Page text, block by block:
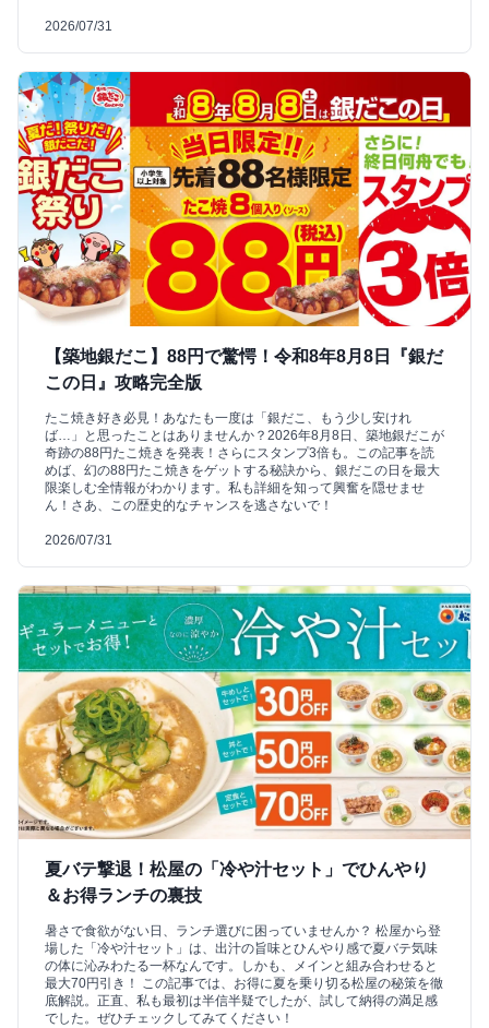
2026/07/31
【築地銀だこ】88円で驚愕！令和8年8月8日『銀だ
この日』攻略完全版
たこ焼き好き必見！あなたも一度は「銀だこ、もう少し安けれ
ば…」と思ったことはありませんか？2026年8月8日、築地銀だこが
奇跡の88円たこ焼きを発表！さらにスタンプ3倍も。この記事を読
めば、幻の88円たこ焼きをゲットする秘訣から、銀だこの日を最大
限楽しむ全情報がわかります。私も詳細を知って興奮を隠せませ
ん！さあ、この歴史的なチャンスを逃さないで！
2026/07/31
夏バテ撃退！松屋の「冷や汁セット」でひんやり
＆お得ランチの裏技
暑さで食欲がない日、ランチ選びに困っていませんか？ 松屋から登
場した「冷や汁セット」は、出汁の旨味とひんやり感で夏バテ気味
の体に沁みわたる一杯なんです。しかも、メインと組み合わせると
最大70円引き！ この記事では、お得に夏を乗り切る松屋の秘策を徹
底解説。正直、私も最初は半信半疑でしたが、試して納得の満足感
でした。ぜひチェックしてみてください！